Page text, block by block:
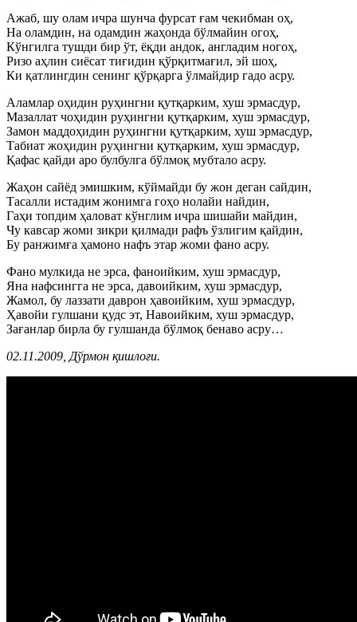
Ажаб, шу олам ичра шунча фурсат ғам чекибман оҳ,
На оламдин, на одамдин жаҳонда бўлмайин огоҳ,
Кўнгилга тушди бир ўт, ёқди андок, англадим ногоҳ,
Ризо аҳлин сиёсат тиғидин қўрқитмағил, эй шоҳ,
Ки қатлингдин сенинг қўрқарга ўлмайдир гадо асру.
Аламлар оҳидин руҳингни қутқарким, хуш эрмасдур,
Мазаллат чоҳидин руҳингни қутқарким, хуш эрмасдур,
Замон маддоҳидин руҳингни қутқарким, хуш эрмасдур,
Табиат жоҳидин руҳингни қутқарким, хуш эрмасдур,
Қафас қайди аро булбулга бўлмоқ мубтало асру.
Жаҳон сайёд эмишким, кўймайди бу жон деган сайдин,
Тасалли истадим жонимга гоҳо нолайи найдин,
Гаҳи топдим ҳаловат кўнглим ичра шишайи майдин,
Чу кавсар жоми зикри қилмади рафъ ўзлигим қайдин,
Бу ранжимға ҳамоно нафъ этар жоми фано асру.
Фано мулкида не эрса, фаноийким, хуш эрмасдур,
Яна нафсингга не эрса, давоийким, хуш эрмасдур,
Жамол, бу лаззати даврон ҳавоийким, хуш эрмасдур,
Ҳавойи гулшани қудс эт, Навоийким, хуш эрмасдур,
Зағанлар бирла бу гулшанда бўлмоқ бенаво асру…
02.11.2009, Дўрмон қишлоғи.